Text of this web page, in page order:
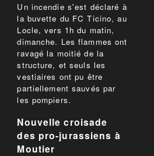
Un incendie s'est déclaré à
la buvette du FC Ticino, au
Locle, vers 1h du matin,
dimanche. Les flammes ont
ravagé la moitié de la
structure, et seuls les
vestiaires ont pu être
partiellement sauvés par
les pompiers.
Nouvelle croisade
des pro-jurassiens à
Moutier